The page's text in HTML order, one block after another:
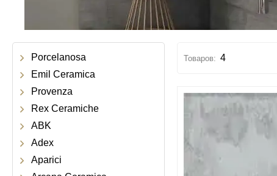
Porcelanosa
Emil Ceramica
Provenza
Rex Ceramiche
ABK
Adex
Aparici
4